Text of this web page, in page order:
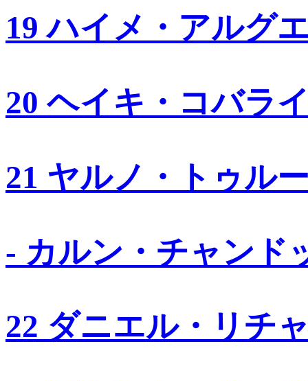
19 ハイメ・アルグ
20 ヘイキ・コバラ
21 ヤルノ・トゥル
- カルン・チャンド
22 ダニエル・リチ